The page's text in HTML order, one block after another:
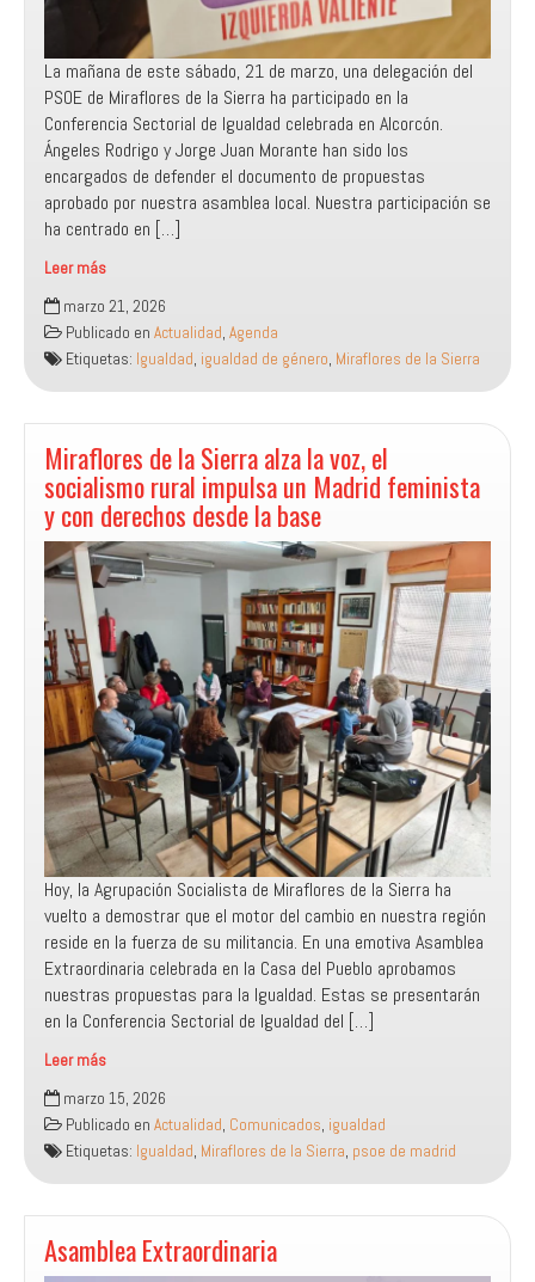
La mañana de este sábado, 21 de marzo, una delegación del
PSOE de Miraflores de la Sierra ha participado en la
Conferencia Sectorial de Igualdad celebrada en Alcorcón.
Ángeles Rodrigo y Jorge Juan Morante han sido los
encargados de defender el documento de propuestas
aprobado por nuestra asamblea local.​ Nuestra participación se
ha centrado en […]
Leer más
Conferencia
Sectorial
de
Igualdad
marzo 21, 2026
Publicado en Actualidad, Agenda
Etiquetas: Igualdad, igualdad de género, Miraflores de la Sierra
Miraflores de la Sierra alza la voz, el
socialismo rural impulsa un Madrid feminista
y con derechos desde la base
Hoy, la Agrupación Socialista de Miraflores de la Sierra ha
vuelto a demostrar que el motor del cambio en nuestra región
reside en la fuerza de su militancia. En una emotiva Asamblea
Extraordinaria celebrada en la Casa del Pueblo aprobamos
nuestras propuestas para la Igualdad. Estas se presentarán
en la Conferencia Sectorial de Igualdad del […]
Leer más
Miraflores
de
la
Sierra
alza
la
voz,
el
marzo 15, 2026
Publicado en Actualidad, Comunicados, igualdad
Etiquetas: Igualdad, Miraflores de la Sierra, psoe de madrid
Asamblea Extraordinaria